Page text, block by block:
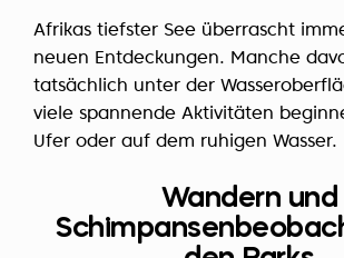
Afrikas tiefster See überrascht
neuen Entdeckungen. Manche
tatsächlich unter der
viele spannende Aktivitäten
Ufer oder auf dem ruhigen Wasser.
Wandern und